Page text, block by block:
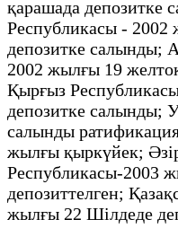
қарашада депозитке
Республикасы - 2002
депозитке салынды;
2002 жылғы 19
Қырғыз
депозитке салынды;
салынды
жылғы қыркүйек;
Республикасы-2003
депозиттелген;
жылғы 22 Шілдеде